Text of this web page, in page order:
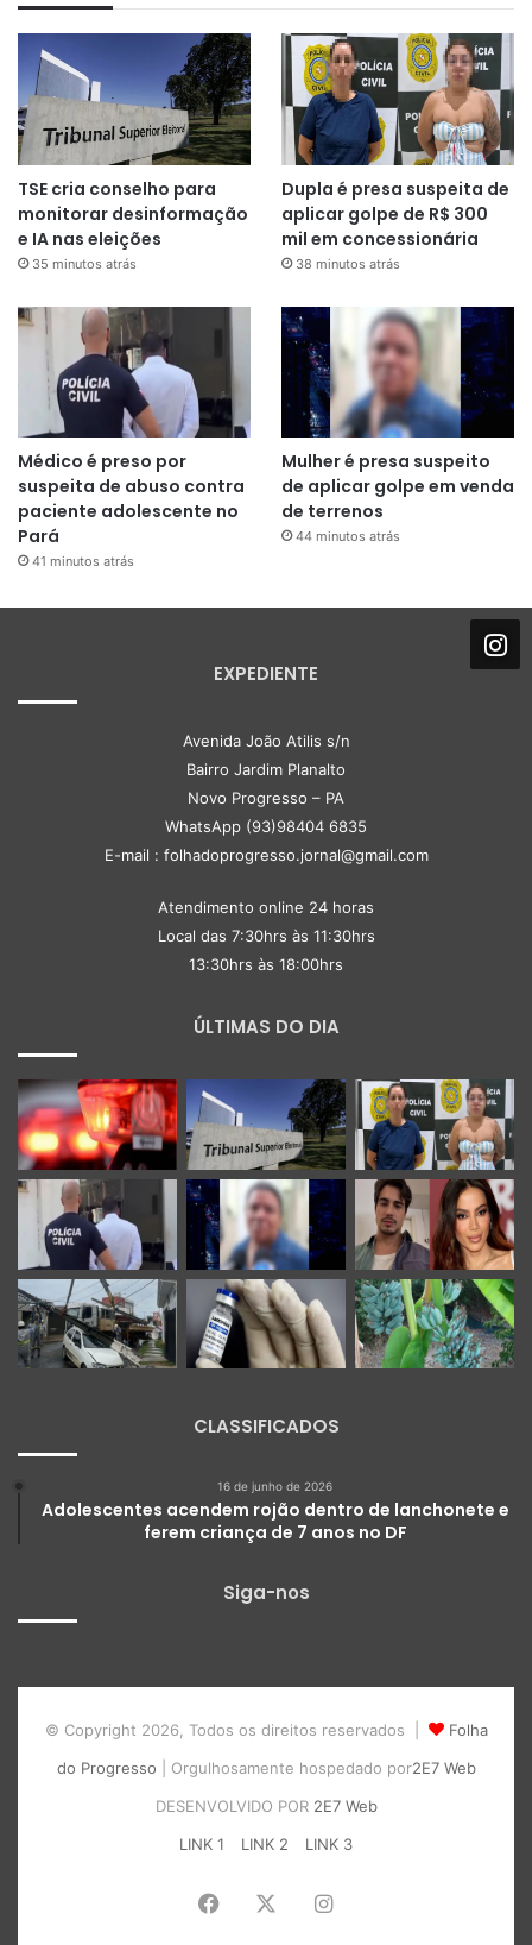
TSE cria conselho para
monitorar desinformação
e IA nas eleições
35 minutos atrás
Dupla é presa suspeita de
aplicar golpe de R$ 300
mil em concessionária
38 minutos atrás
Médico é preso por
suspeita de abuso contra
paciente adolescente no
Pará
41 minutos atrás
Mulher é presa suspeito
de aplicar golpe em venda
de terrenos
44 minutos atrás
EXPEDIENTE
Avenida João Atilis s/n
Bairro Jardim Planalto
Novo Progresso – PA
WhatsApp (93)98404 6835
E-mail : folhadoprogresso.jornal@gmail.com
Atendimento online 24 horas
Local das 7:30hrs às 11:30hrs
13:30hrs às 18:00hrs
ÚLTIMAS DO DIA
CLASSIFICADOS
16 de junho de 2026
Adolescentes acendem rojão dentro de lanchonete e
ferem criança de 7 anos no DF
Siga-nos
© Copyright 2026, Todos os direitos reservados |
Folha
do Progresso | Orgulhosamente hospedado por2E7 Web
DESENVOLVIDO POR 2E7 Web
LINK 1
LINK 2 LINK 3
Facebook Instagram